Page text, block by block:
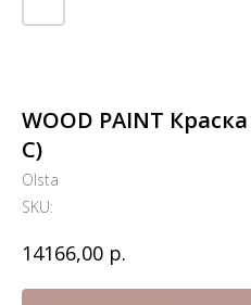
WOOD PAINT
С)
Olsta
SKU:
14166,00 р.